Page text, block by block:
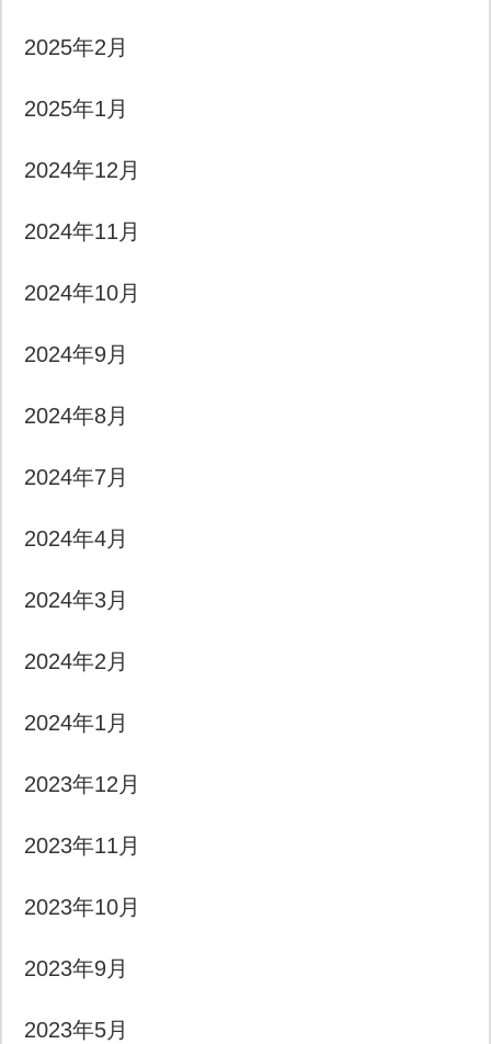
2025年2月
2025年1月
2024年12月
2024年11月
2024年10月
2024年9月
2024年8月
2024年7月
2024年4月
2024年3月
2024年2月
2024年1月
2023年12月
2023年11月
2023年10月
2023年9月
2023年5月